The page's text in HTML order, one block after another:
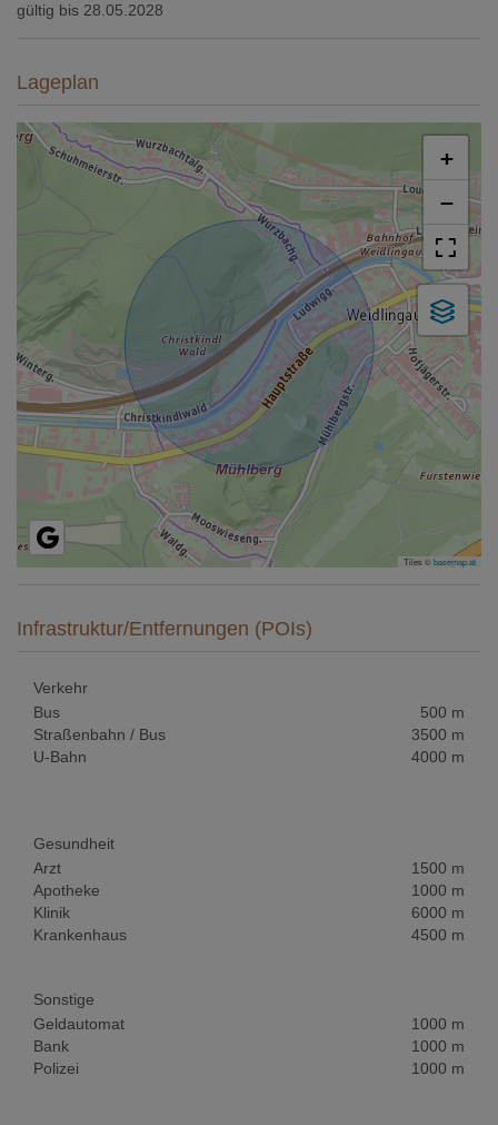
gültig bis 28.05.2028
Lageplan
+
−
Tiles ©basemap.at
Infrastruktur/Entfernungen (POIs)
Verkehr
Bus
500 m
Straßenbahn / Bus
3500 m
U-Bahn
4000 m
Gesundheit
Arzt
1500 m
Apotheke
1000 m
Klinik
6000 m
Krankenhaus
4500 m
Sonstige
Geldautomat
1000 m
Bank
1000 m
Polizei
1000 m